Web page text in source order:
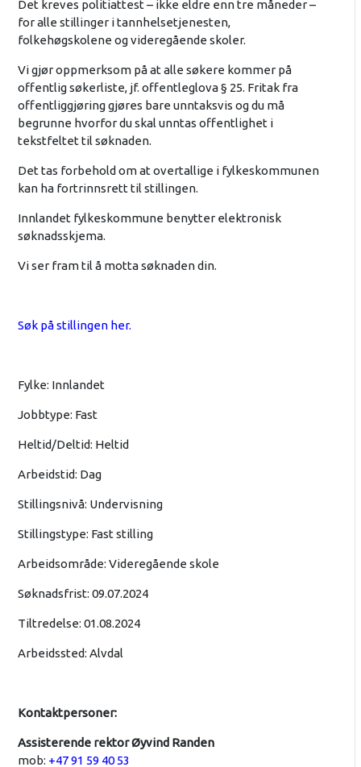
Det kreves politiattest – ikke eldre enn tre måneder –
for alle stillinger i tannhelsetjenesten,
folkehøgskolene og videregående skoler.
Vi gjør oppmerksom på at alle søkere kommer på
offentlig søkerliste, jf. offentleglova § 25. Fritak fra
offentliggjøring gjøres bare unntaksvis og du må
begrunne hvorfor du skal unntas offentlighet i
tekstfeltet til søknaden.
Det tas forbehold om at overtallige i fylkeskommunen
kan ha fortrinnsrett til stillingen.
Innlandet fylkeskommune benytter elektronisk
søknadsskjema.
Vi ser fram til å motta søknaden din.
Søk på stillingen her.
Fylke: Innlandet
Jobbtype: Fast
Heltid/Deltid: Heltid
Arbeidstid: Dag
Stillingsnivå: Undervisning
Stillingstype: Fast stilling
Arbeidsområde: Videregående skole
Søknadsfrist: 09.07.2024
Tiltredelse: 01.08.2024
Arbeidssted: Alvdal
Kontaktpersoner:
Assisterende rektor Øyvind Randen
mob: +47 91 59 40 53